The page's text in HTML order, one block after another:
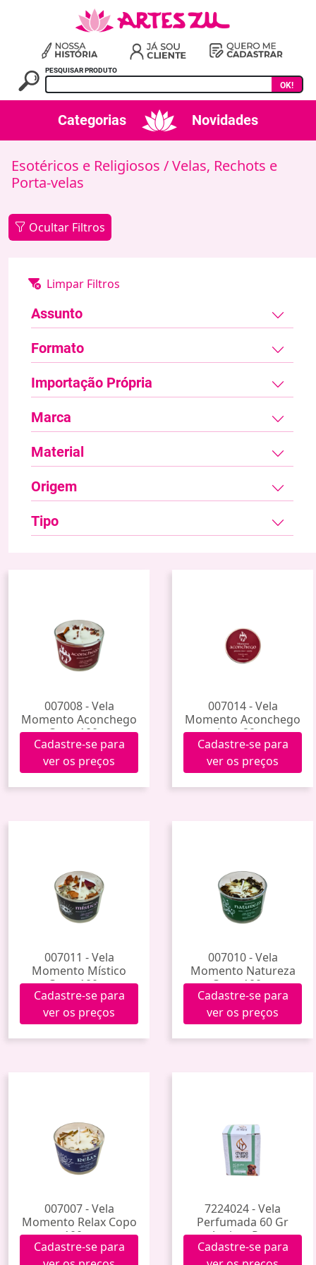
PESQUISAR PRODUTO
OK!
Categorias Novidades
Esotéricos e Religiosos / Velas‚ Rechots e
Porta-velas
Ocultar Filtros
Assunto
Formato
Importação Própria
Marca
Material
Origem
Tipo
007008 - Vela
Momento Aconchego
Copo 100gr.
Cadastre-se para
ver os preços
007014 - Vela
Momento Aconchego
Lata 20gr.
Cadastre-se para
ver os preços
007011 - Vela
Momento Místico
Copo 100gr.
Cadastre-se para
ver os preços
007010 - Vela
Momento Natureza
Copo 100gr.
Cadastre-se para
ver os preços
007007 - Vela
Momento Relax Copo
100gr.
Cadastre-se para
7224024 - Vela
Perfumada 60 Gr
Acalma Pet -
Camomila
Cadastre-se para